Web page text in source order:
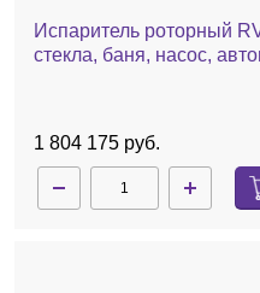
Испаритель роторный
стекла, баня, насос,
1 804 175 руб.